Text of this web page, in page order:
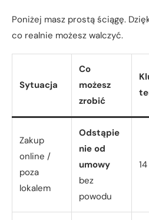
Poniżej masz prostą ściągę.
co realnie możesz walczyć.
Sytuacja
Co
możesz
zrobić
Zakup
online /
poza
lokalem
Odstąpie
nie od
umowy
bez
powodu